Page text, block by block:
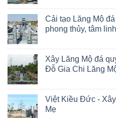
Cải tạo Lăng Mộ
phong thủy, tâm linh
Xây Lăng Mộ đá
Đỗ Gia Chi Lăng
Việt Kiều Đức -
Mẹ